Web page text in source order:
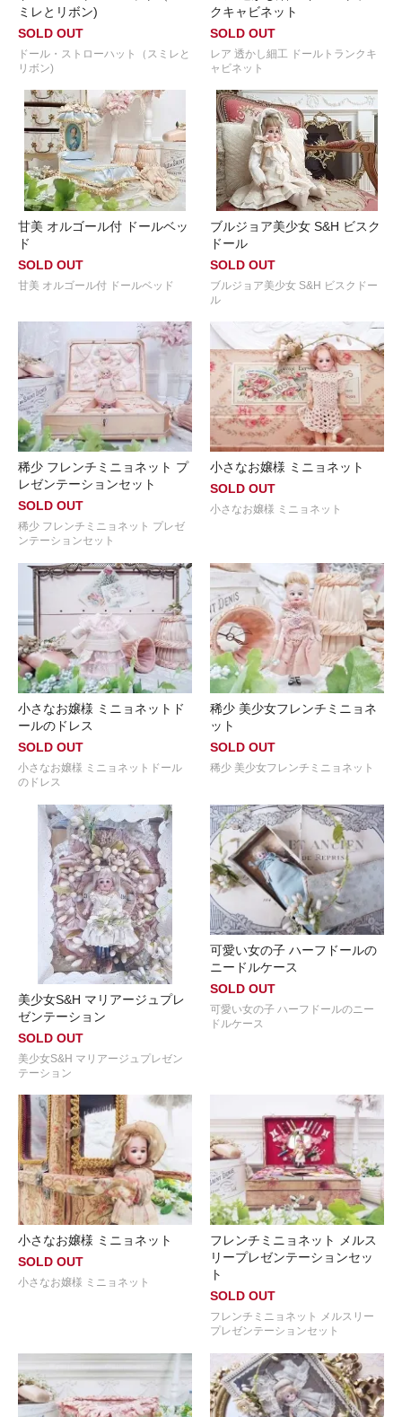
ミレとリボン)
SOLD OUT
ドール・ストローハット（スミレと
リボン)
クキャビネット
SOLD OUT
レア 透かし細工 ドールトランクキ
ャビネット
甘美 オルゴール付 ドールベッ
ド
SOLD OUT
甘美 オルゴール付 ドールベッド
ブルジョア美少女 S&H ビスク
ドール
SOLD OUT
ブルジョア美少女 S&H ビスクドー
ル
稀少 フレンチミニョネット プ
レゼンテーションセット
SOLD OUT
稀少 フレンチミニョネット プレゼ
ンテーションセット
小さなお嬢様 ミニョネット
SOLD OUT
小さなお嬢様 ミニョネット
小さなお嬢様 ミニョネットド
ールのドレス
SOLD OUT
小さなお嬢様 ミニョネットドール
のドレス
稀少 美少女フレンチミニョネ
ット
SOLD OUT
稀少 美少女フレンチミニョネット
美少女S&H マリアージュプレ
ゼンテーション
SOLD OUT
美少女S&H マリアージュプレゼン
テーション
可愛い女の子 ハーフドールの
ニードルケース
SOLD OUT
可愛い女の子 ハーフドールのニー
ドルケース
小さなお嬢様 ミニョネット
SOLD OUT
小さなお嬢様 ミニョネット
フレンチミニョネット メルス
リープレゼンテーションセッ
ト
SOLD OUT
フレンチミニョネット メルスリー
プレゼンテーションセット